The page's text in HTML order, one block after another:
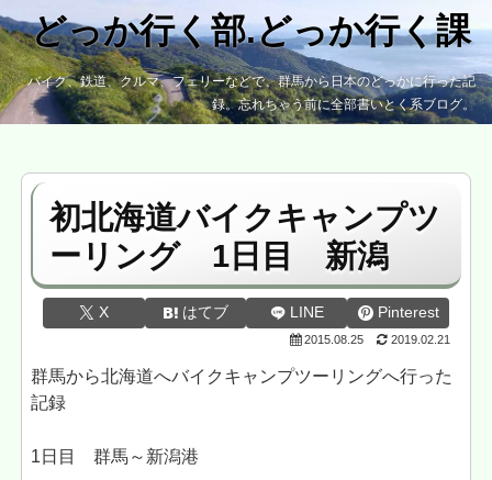
どっか行く部.どっか行く課
バイク、鉄道、クルマ、フェリーなどで、群馬から日本のどっかに行った記
録。忘れちゃう前に全部書いとく系ブログ。
初北海道バイクキャンプツ
ーリング 1日目 新潟
X はてブ LINE Pinterest
2015.08.25 2019.02.21
群馬から北海道へバイクキャンプツーリングへ行った
記録
1日目 群馬～新潟港